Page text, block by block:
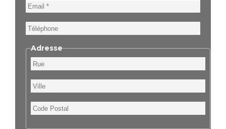
Email
Téléphone
Adresse
Rue
Ville
Code
Postal